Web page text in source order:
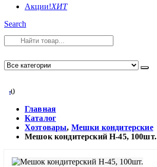
Акции!ХИТ
Search
00
Главная
Каталог
Хозтовары, Мешки кондитерские
Мешок кондитерский Н-45, 100шт.